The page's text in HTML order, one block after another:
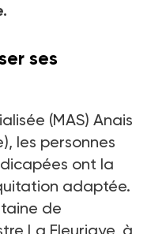
ses
(MAS) Anais
les personnes
ont la
adaptée.
de